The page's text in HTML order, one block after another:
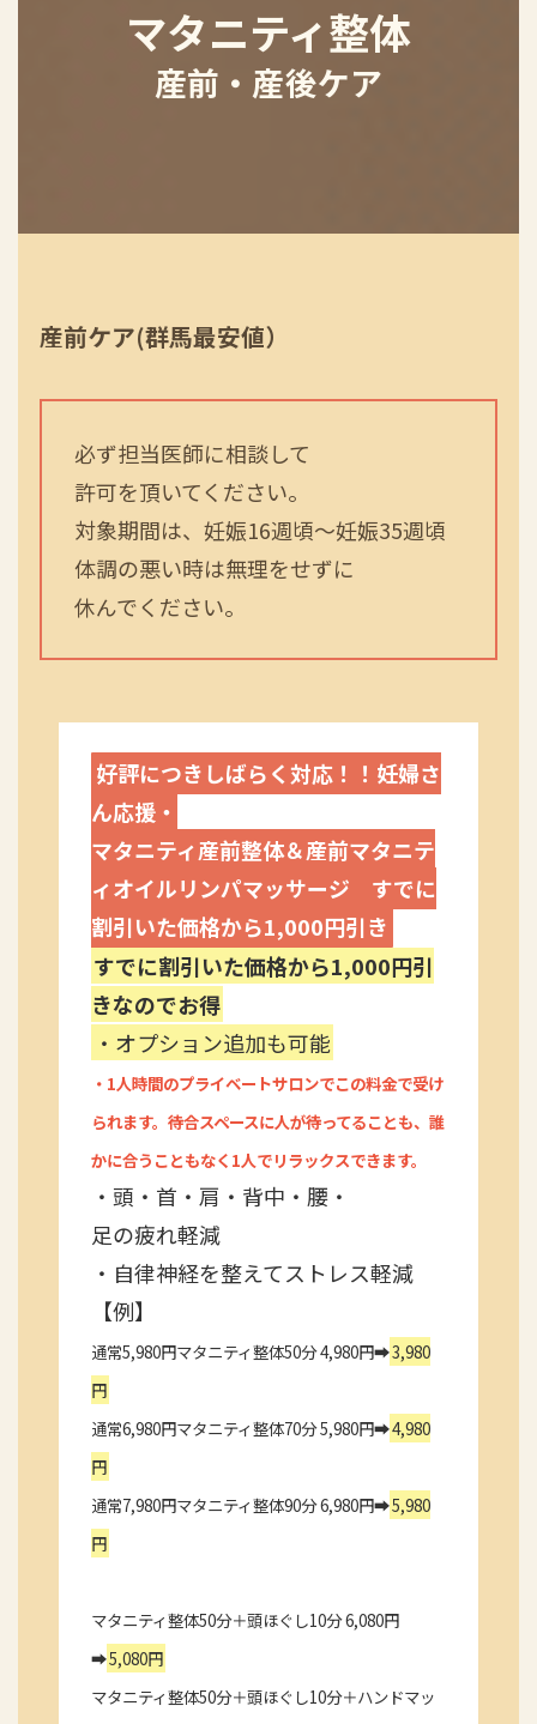
マタニティ整体
産前・産後ケア
産前ケア(群馬最安値）
必ず担当医師に相談して
許可を頂いてください。
対象期間は、妊娠16週頃〜妊娠35週頃
体調の悪い時は無理をせずに
休んでください。
好評につきしばらく対応！！妊婦さ
ん応援・
マタニティ産前整体＆産前マタニテ
ィオイルリンパマッサージ すでに
割引いた価格から1,000円引き
すでに割引いた価格から1,000円引
きなのでお得
・オプション追加も可能
・1人時間のプライベートサロンでこの料金で受け
られます。待合スペースに人が待ってることも、誰
かに合うこともなく1人でリラックスできます。
・頭・首・肩・背中・腰・
足の疲れ軽減
・自律神経を整えてストレス軽減
【例】
通常5,980円マタニティ整体50分 4,980円➡3,980
円
通常6,980円マタニティ整体70分 5,980円➡4,980
円
通常7,980円マタニティ整体90分 6,980円➡5,980
円
マタニティ整体50分＋頭ほぐし10分 6,080円
➡5,080円
マタニティ整体50分＋頭ほぐし10分＋ハンドマッ